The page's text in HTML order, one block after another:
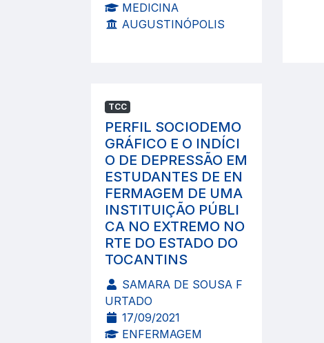
MEDICINA
AUGUSTINÓPOLIS
TCC
PERFIL SOCIODEMO
GRÁFICO E O INDÍCI
O DE DEPRESSÃO EM
ESTUDANTES DE EN
FERMAGEM DE UMA
INSTITUIÇÃO PÚBLI
CA NO EXTREMO NO
RTE DO ESTADO DO
TOCANTINS
SAMARA DE SOUSA F
URTADO
17/09/2021
ENFERMAGEM